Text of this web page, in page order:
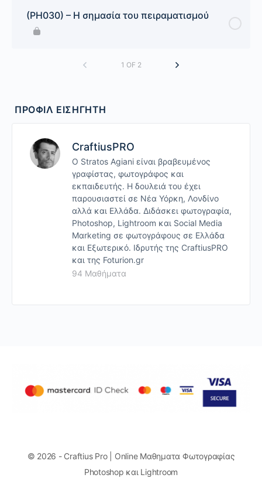
(PH030) – Η σημασία του πειραματισμού
1 OF 2
ΠΡΟΦΊΛ ΕΙΣΗΓΗΤΉ
CraftiusPRO
Ο Stratos Agiani είναι βραβευμένος
γραφίστας, φωτογράφος και
εκπαιδευτής. Η δουλειά του έχει
παρουσιαστεί σε Νέα Υόρκη, Λονδίνο
αλλά και Ελλάδα. Διδάσκει φωτογραφία,
Photoshop, Lightroom και Social Media
Mαrketing σε φωτογράφους σε Ελλάδα
και Εξωτερικό. Ιδρυτής της CraftiusPRO
και της Foturion.gr
94 Μαθήματα
© 2026 - Craftius Pro | Online Μαθηματα Φωτογραφίας
Photoshop και Lightroom